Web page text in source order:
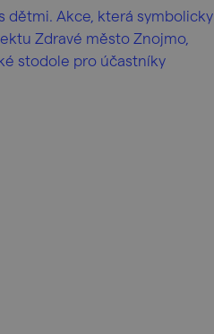
dětmi. Akce, která symbolicky
Zdravé město Znojmo,
stodole pro účastníky